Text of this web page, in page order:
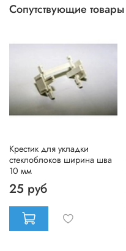
Сопутствующие товары
Крестик для укладки
стеклоблоков ширина шва
10 мм
25 руб